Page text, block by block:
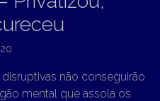
não conseguirão
mental que assola os